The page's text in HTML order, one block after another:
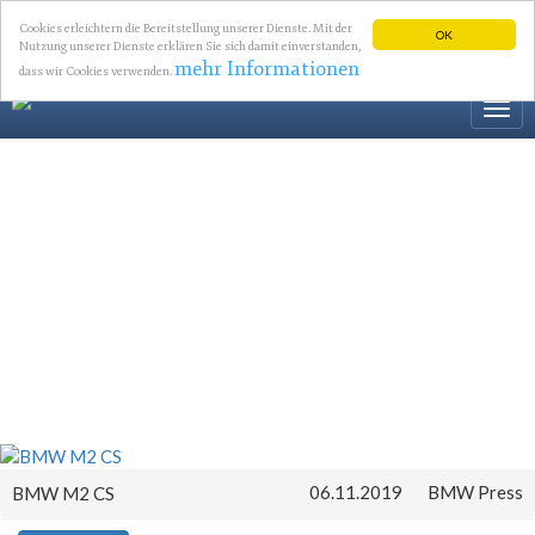
OK
Cookies erleichtern die Bereitstellung unserer Dienste. Mit der
Nutzung unserer Dienste erklären Sie sich damit einverstanden,
dass wir Cookies verwenden.mehr Informationen
BMW M2 CS 06.11.2019 BMW Press